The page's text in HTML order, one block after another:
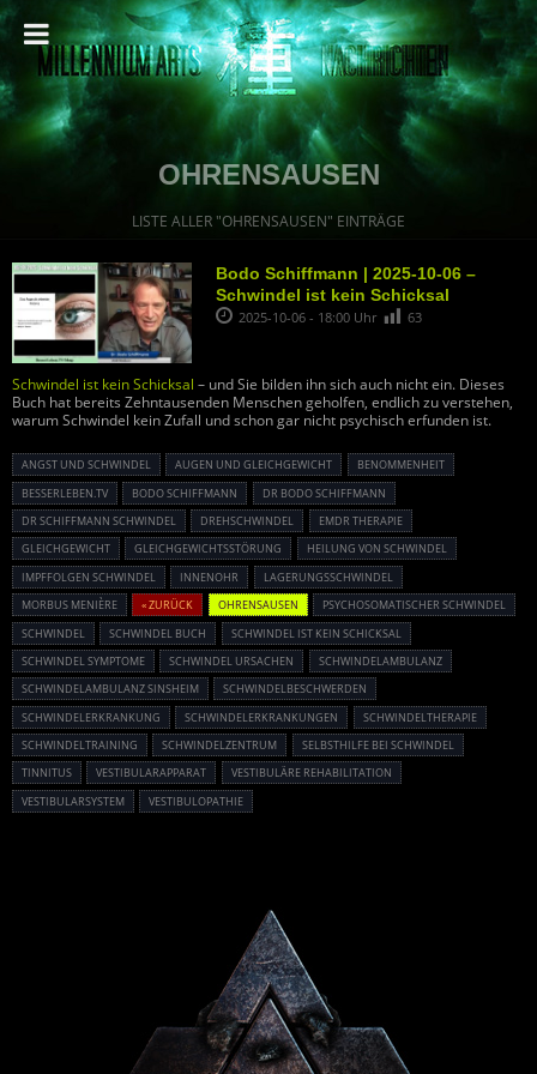
OHRENSAUSEN
LISTE ALLER "OHRENSAUSEN" EINTRÄGE
Bodo Schiffmann | 2025-10-06 –
Schwindel ist kein Schicksal
2025-10-06 - 18:00 Uhr 63
Schwindel ist kein Schicksal – und Sie bilden ihn sich auch nicht ein. Dieses
Buch hat bereits Zehntausenden Menschen geholfen, endlich zu verstehen,
warum Schwindel kein Zufall und schon gar nicht psychisch erfunden ist.
ANGST UND SCHWINDEL AUGEN UND GLEICHGEWICHT
BENOMMENHEIT
BESSERLEBEN.TV
BODO SCHIFFMANN
DR BODO SCHIFFMANN
DR SCHIFFMANN SCHWINDEL
DREHSCHWINDEL
EMDR THERAPIE
GLEICHGEWICHT
GLEICHGEWICHTSSTÖRUNG
HEILUNG VON SCHWINDEL
IMPFFOLGEN SCHWINDEL
INNENOHR
LAGERUNGSSCHWINDEL
MORBUS MENIÈRE
« ZURÜCK OHRENSAUSEN
PSYCHOSOMATISCHER SCHWINDEL
SCHWINDEL
SCHWINDEL BUCH
SCHWINDEL IST KEIN SCHICKSAL
SCHWINDEL SYMPTOME
SCHWINDEL URSACHEN
SCHWINDELAMBULANZ
SCHWINDELAMBULANZ SINSHEIM
SCHWINDELBESCHWERDEN
SCHWINDELERKRANKUNG
SCHWINDELERKRANKUNGEN
SCHWINDELTHERAPIE
SCHWINDELTRAINING
SCHWINDELZENTRUM
SELBSTHILFE BEI SCHWINDEL
TINNITUS
VESTIBULARAPPARAT
VESTIBULÄRE REHABILITATION
VESTIBULARSYSTEM
VESTIBULOPATHIE
Powered By :